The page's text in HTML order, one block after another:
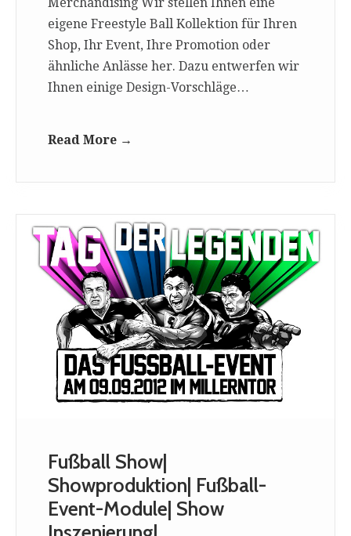
eigene Freestyle Ball Kollektion für Ihren
Shop, Ihr Event, Ihre Promotion oder
ähnliche Anlässe her. Dazu entwerfen wir
Ihnen einige Design-Vorschläge…
Read More →
Fußball Show|
Showproduktion| Fußball-
Event-Module| Show